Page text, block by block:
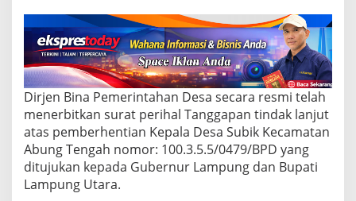
Dirjen Bina Pemerintahan Desa secara resmi telah
menerbitkan surat perihal Tanggapan tindak lanjut
atas pemberhentian Kepala Desa Subik Kecamatan
Abung Tengah nomor: 100.3.5.5/0479/BPD yang
ditujukan kepada Gubernur Lampung dan Bupati
Lampung Utara.